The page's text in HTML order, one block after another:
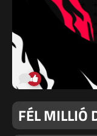
FÉL MILLIÓ